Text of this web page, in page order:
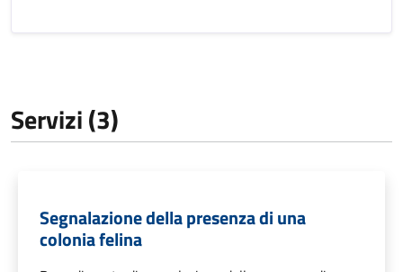
Servizi (3)
Segnalazione della presenza di una
colonia felina